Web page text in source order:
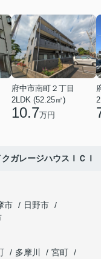
府中市南町２丁目
2LDK (52.25㎡)
10.7万円
ガレージハウスＩＣＩ
市
日野市
多摩川
宮町